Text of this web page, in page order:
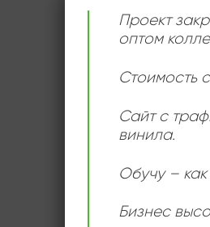
Проект
оптом
Стоимость
Сайт с
винила.
Обучу – как
Бизнес